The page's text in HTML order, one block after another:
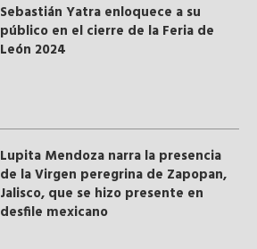
Sebastián Yatra enloquece a su
público en el cierre de la Feria de
León 2024
Lupita Mendoza narra la presencia
de la Virgen peregrina de Zapopan,
Jalisco, que se hizo presente en
desfile mexicano